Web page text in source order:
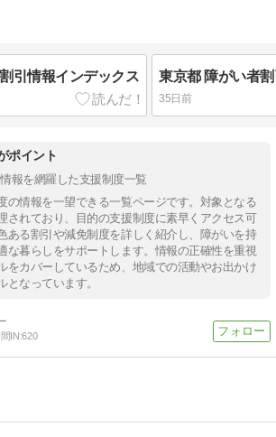
引情報インデックス 東京都 障がい者
35日前
ポイント
報を網羅した支援制度一覧
の情報を一望できる一覧ページです。対象となる
されており、目的の支援制度に素早くアクセス可
ある割引や減免制度を詳しく紹介し、障がいを持
な暮らしをサポートします。情報の正確性を重視
をカバーしているため、地域での活動やお出かけ
となっています。
間IN:620